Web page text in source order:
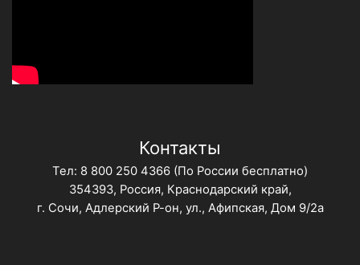
Контакты
Тел: 8 800 250 4366 (По России бесплатно)
354393, Россия, Краснодарский край,
г. Сочи, Адлерский Р-он, ул., Афипская, Дом 9/2а